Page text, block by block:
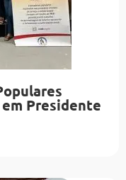
Presidente